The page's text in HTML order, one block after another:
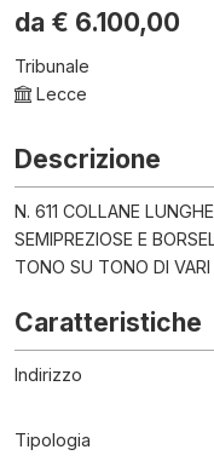
da € 6.100,00
Tribunale
Lecce
Descrizione
N. 611 COLLANE
SEMIPREZIOSE E
TONO SU TONO DI VARI
Caratteristiche
Indirizzo
Tipologia